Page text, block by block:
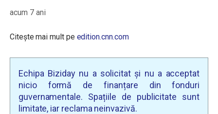
acum 7 ani
Citește mai mult pe edition.cnn.com
Echipa Biziday nu a solicitat și nu a acceptat
nicio formă de finanțare din fonduri
guvernamentale. Spațiile de publicitate sunt
limitate, iar reclama neinvazivă.